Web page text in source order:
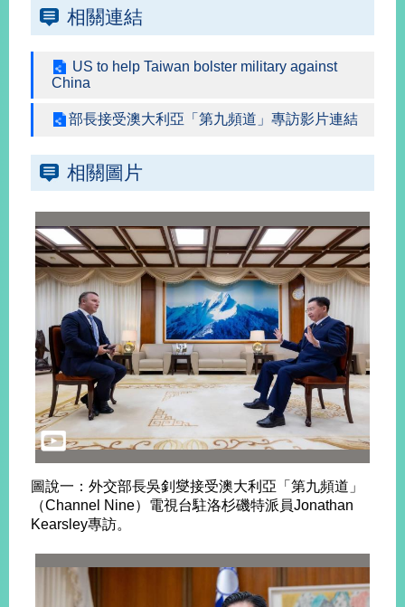
網
長
信
箱
絲
專
頁
Instagram
X平台
(原推特)
YouTube
RSS
政
府
網
資
料
放
宣
告
隱
相關連結
US to help Taiwan bolster military against
China
部長接受澳大利亞「第九頻道」專訪影片連結
相關圖片
圖說一：外交部長吳釗燮接受澳大利亞「第九頻道」
（Channel Nine）電視台駐洛杉磯特派員Jonathan
Kearsley專訪。